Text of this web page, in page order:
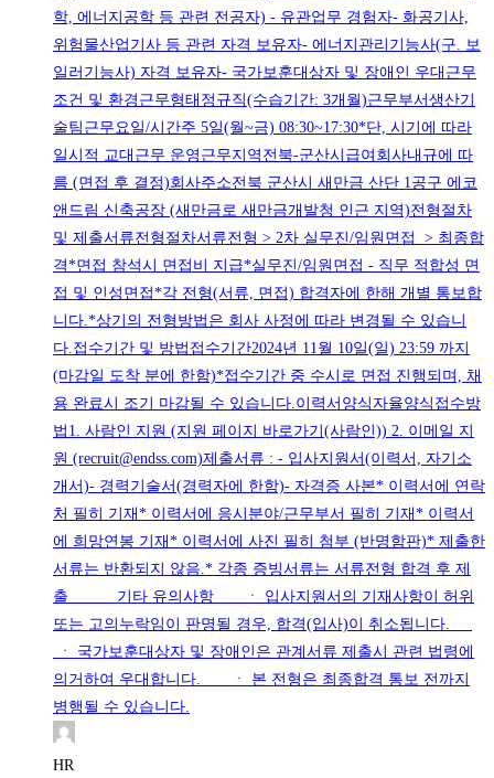
학, 에너지공학 등 관련 전공자) - 유관업무 경험자- 화공기사,
위험물산업기사 등 관련 자격 보유자- 에너지관리기능사(구. 보
일러기능사) 자격 보유자- 국가보훈대상자 및 장애인 우대근무
조건 및 환경근무형태정규직(수습기간: 3개월)근무부서생산기
술팀근무요일/시간주 5일(월~금) 08:30~17:30*단, 시기에 따라
일시적 교대근무 운영근무지역전북-군산시급여회사내규에 따
름 (면접 후 결정)회사주소전북 군산시 새만금 산단 1공구 에코
앤드림 신축공장 (새만금로 새만금개발청 인근 지역)전형절차
및 제출서류전형절차서류전형 > 2차 실무진/임원면접 > 최종합
격*면접 참석시 면접비 지급*실무진/임원면접 - 직무 적합성 면
접 및 인성면접*각 전형(서류, 면접) 합격자에 한해 개별 통보합
니다.*상기의 전형방법은 회사 사정에 따라 변경될 수 있습니
다.접수기간 및 방법접수기간2024년 11월 10일(일) 23:59 까지
(마감일 도착 분에 한함)*접수기간 중 수시로 면접 진행되며, 채
용 완료시 조기 마감될 수 있습니다.이력서양식자율양식접수방
법1. 사람인 지원 (지원 페이지 바로가기(사람인)) 2. 이메일 지
원 (recruit@endss.com)제출서류 : - 입사지원서(이력서, 자기소
개서)- 경력기술서(경력자에 한함)- 자격증 사본* 이력서에 연락
처 필히 기재* 이력서에 응시분야/근무부서 필히 기재* 이력서
에 희망연봉 기재* 이력서에 사진 필히 첨부 (반명함판)* 제출한
서류는 반환되지 않음.* 각종 증빙서류는 서류전형 합격 후 제
출 기타 유의사항 ㆍ 입사지원서의 기재사항이 허위
또는 고의누락임이 판명될 경우, 합격(입사)이 취소됩니다.
ㆍ 국가보훈대상자 및 장애인은 관계서류 제출시 관련 법령에
의거하여 우대합니다. ㆍ 본 전형은 최종합격 통보 전까지
병행될 수 있습니다.
HR